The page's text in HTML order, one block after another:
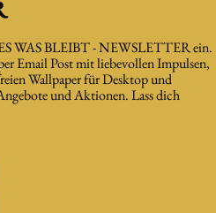
WAS BLEIBT - NEWSLETTER ein.
Email Post mit liebevollen Impulsen,
Wallpaper für Desktop und
und Aktionen. Lass dich